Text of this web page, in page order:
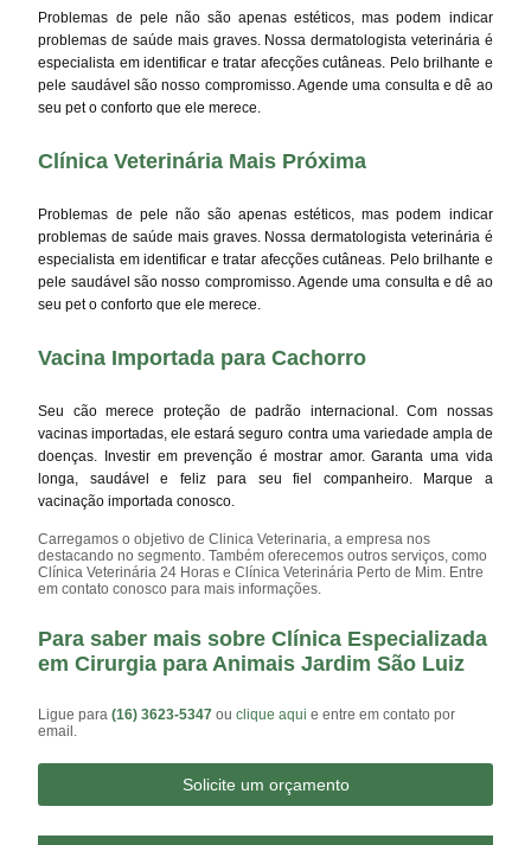
Problemas de pele não são apenas estéticos, mas podem indicar
problemas de saúde mais graves. Nossa dermatologista veterinária é
especialista em identificar e tratar afecções cutâneas. Pelo brilhante e
pele saudável são nosso compromisso. Agende uma consulta e dê ao
seu pet o conforto que ele merece.
Clínica Veterinária Mais Próxima
Problemas de pele não são apenas estéticos, mas podem indicar
problemas de saúde mais graves. Nossa dermatologista veterinária é
especialista em identificar e tratar afecções cutâneas. Pelo brilhante e
pele saudável são nosso compromisso. Agende uma consulta e dê ao
seu pet o conforto que ele merece.
Vacina Importada para Cachorro
Seu cão merece proteção de padrão internacional. Com nossas
vacinas importadas, ele estará seguro contra uma variedade ampla de
doenças. Investir em prevenção é mostrar amor. Garanta uma vida
longa, saudável e feliz para seu fiel companheiro. Marque a
vacinação importada conosco.
Carregamos o objetivo de Clinica Veterinaria, a empresa nos
destacando no segmento. Também oferecemos outros serviços, como
Clínica Veterinária 24 Horas e Clínica Veterinária Perto de Mim. Entre
em contato conosco para mais informações.
Para saber mais sobre Clínica Especializada
em Cirurgia para Animais Jardim São Luiz
Ligue para(16) 3623-5347ouclique aqui e entre em contato por
email.
Solicite um orçamento